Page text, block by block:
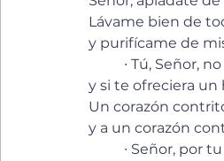
Lávame bien de
y purifícame de
∙ Tú, Señor,
y si te ofreciera un
Un corazón
y a un corazón
∙ Señor, por